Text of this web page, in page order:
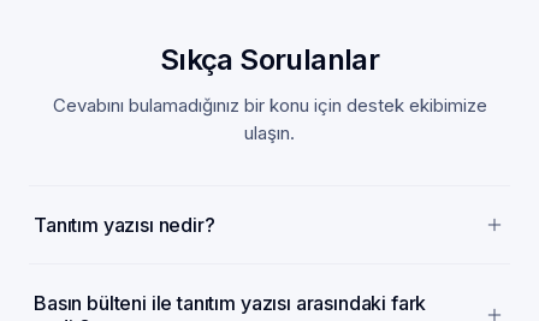
Sıkça Sorulanlar
Cevabını bulamadığınız bir konu için destek ekibimize
ulaşın.
Tanıtım yazısı nedir?
Basın bülteni ile tanıtım yazısı arasındaki fark